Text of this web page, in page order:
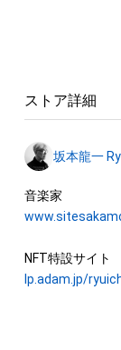
響いています。
WAVデータで
“Merry
One of Ryuichi
Christmas Mr.
Studio in Tokyo
illness, his only
one by one and
note is
冬舎に留保され
けることを意味
したがって、本
利者である坂本
承継人若しくは
る閲覧の範囲を
ースエンジニア
行うことはでき
瑕疵（安全性、
ストア詳細
坂本龍一
lp.adam.jp/